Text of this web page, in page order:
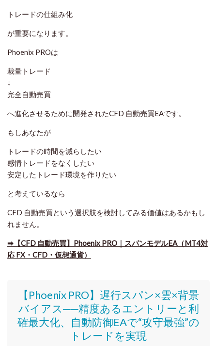
トレードの仕組み化
が重要になります。
Phoenix PROは
裁量トレード
↓
完全自動売買
へ進化させるために開発されたCFD 自動売買EAです。
もしあなたが
トレードの時間を減らしたい
感情トレードをなくしたい
安定したトレード環境を作りたい
と考えているなら
CFD 自動売買という選択肢を検討してみる価値はあるかもし
れません。
➡​【CFD 自動売買】Phoenix PRO｜スパンモデルEA（MT4対
応 FX・CFD・仮想通貨）
【Phoenix PRO】遅行スパン×雲×背景
バイアス──精度あるエントリーと利
確最大化、自動防御EAで“攻守最強”の
トレードを実現